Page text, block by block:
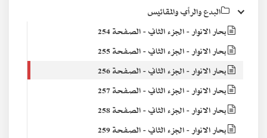
البدع والرأي والمقائيس
بحار الانوار - الجزء الثاني - الصفحة 254
بحار الانوار - الجزء الثاني - الصفحة 255
بحار الانوار - الجزء الثاني - الصفحة 256
بحار الانوار - الجزء الثاني - الصفحة 257
بحار الانوار - الجزء الثاني - الصفحة 258
بحار الانوار - الجزء الثاني - الصفحة 259